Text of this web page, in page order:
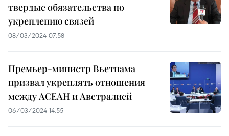
твердые обязательства по
укреплению связей
08/03/2024 07:58
Премьер-министр Вьетнама
призвал укреплять отношения
между АСЕАН и Австралией
06/03/2024 14:55